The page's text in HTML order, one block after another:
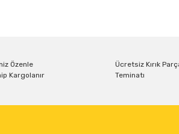
Özenle
Kargolanır
Ücretsiz Kırık
Teminatı